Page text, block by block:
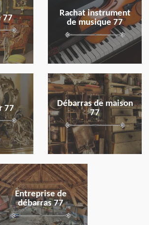
77
Rachat instrument
de musique 77
77
Débarras de maison
77
en savoir plus
Entreprise de
débarras 77
en savoir plus